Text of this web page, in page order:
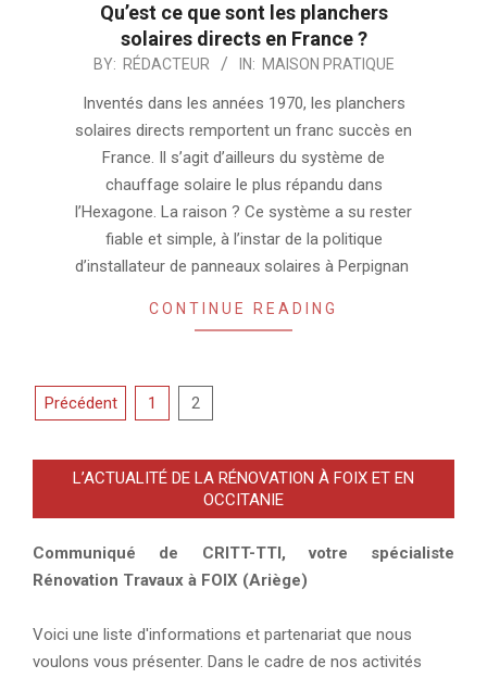
Qu’est ce que sont les planchers
solaires directs en France ?
2024-BY: RÉDACTEUR IN: MAISON PRATIQUE
Inventés dans les années 1970, les planchers
solaires directs remportent un franc succès en
France. Il s’agit d’ailleurs du système de
chauffage solaire le plus répandu dans
l’Hexagone. La raison ? Ce système a su rester
fiable et simple, à l’instar de la politique
d’installateur de panneaux solaires à Perpignan
CONTINUE READING
Pagination
publications
Précédent 1 2
L’ACTUALITÉ DE LA RÉNOVATION À FOIX ET EN
OCCITANIE
Communiqué de CRITT-TTI, votre spécialiste
Rénovation Travaux à FOIX (Ariège)
Voici une liste d'informations et partenariat que nous
voulons vous présenter. Dans le cadre de nos activités